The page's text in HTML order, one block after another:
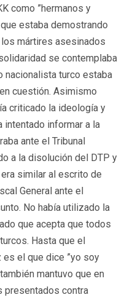
como ”hermanos y
estaba demostrando
mártires asesinados
se contemplaba
nacionalista turco estaba
cuestión. Asimismo
criticado la ideología y
intentado informar a la
ante el Tribunal
a la disolución del DTP y
similar al escrito de
General ante el
No había utilizado la
que acepta que todos
Hasta que el
es el que dice ”yo soy
mantuvo que en
presentados contra